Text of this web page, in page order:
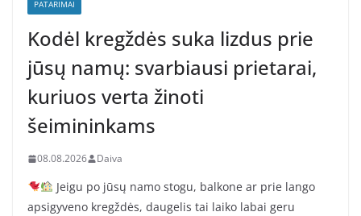
PATARIMAI
Kodėl kregždės suka lizdus prie
jūsų namų: svarbiausi prietarai,
kuriuos verta žinoti
šeimininkams
08.08.2026 Daiva
Jeigu po jūsų namo stogu, balkone ar prie lango
apsigyveno kregždės, daugelis tai laiko labai geru